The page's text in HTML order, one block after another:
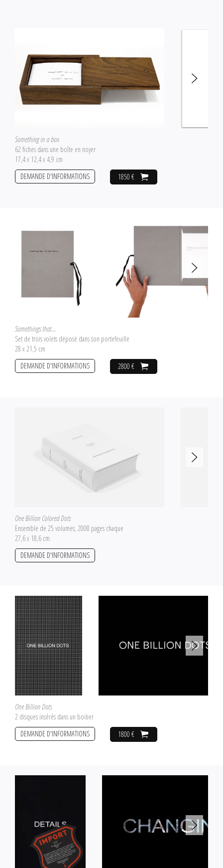
Something in a box
62 fiches dans une boîte en noyer
17,4 x 12,4 x 4,9 cm
1850 €
DEMANDE D'INFORMATIONS
Somethings that...
Set de trois volets déposé dans son portefeuille
28 x 21,5 cm
2800 €
DEMANDE D'INFORMATIONS
One Billion Colored Dots
Ensemble de 25 volumes, 2008 pages chaque
27,6 x 18,6 cm
DEMANDE D'INFORMATIONS
One Billion Dots
2 disques insérés dans un boitier
1800 €
DEMANDE D'INFORMATIONS